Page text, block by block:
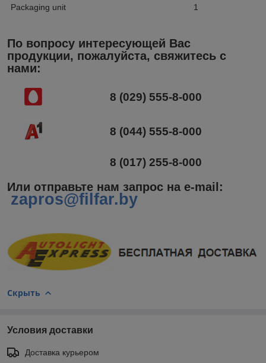
Packaging unit
1
По вопросу интересующей Вас
продукции, пожалуйста, свяжитесь с
нами:
8 (029) 555-8-000
8 (044) 555-8-000
8 (017) 255-8-000
Или отправьте нам запрос на e-mail :
zapros@filfar.by
Скрыть
Условия доставки
Доставка курьером